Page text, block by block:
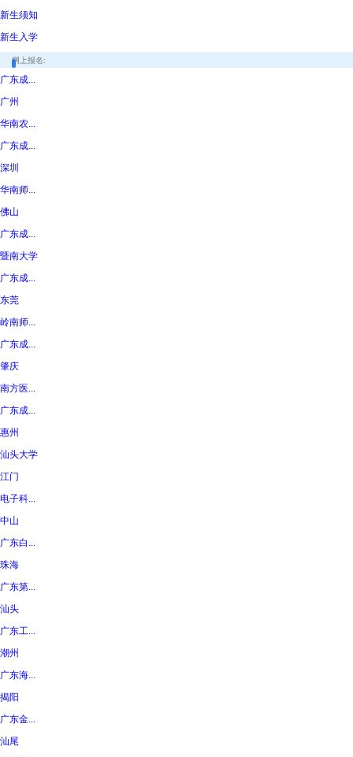
新生须知
新生入学
网上报名:
广东成...
广州
华南农...
广东成...
深圳
华南师...
佛山
广东成...
暨南大学
广东成...
东莞
岭南师...
广东成...
肇庆
南方医...
广东成...
惠州
汕头大学
江门
电子科...
中山
广东白...
珠海
广东第...
汕头
广东工...
潮州
广东海...
揭阳
广东金...
汕尾